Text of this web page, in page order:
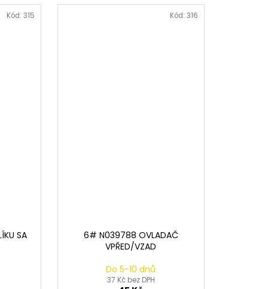
SA
Kód: 315
6# N039788 OVLADAČ
VPŘED/VZAD
Do 5-10 dnů
37 Kč bez DPH
Kód: 316